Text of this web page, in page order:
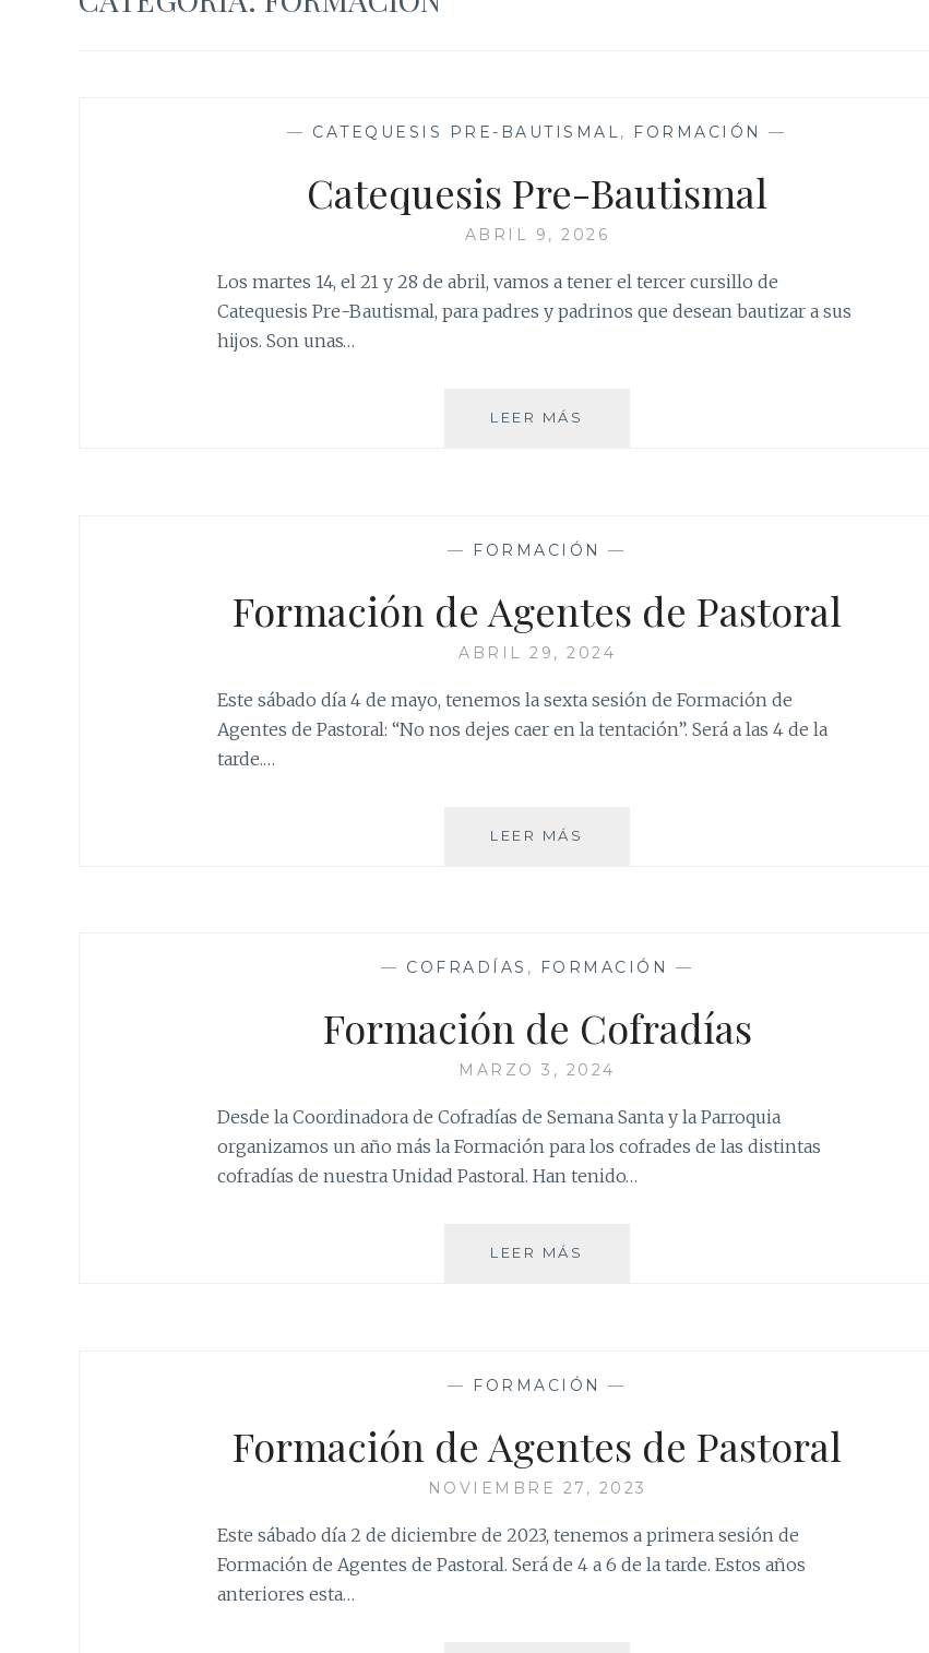
— CATEQUESIS PRE-BAUTISMAL, FORMACIÓN —
Catequesis Pre-Bautismal
ABRIL 9, 2026
Los martes 14, el 21 y 28 de abril, vamos a tener el tercer cursillo de
Catequesis Pre-Bautismal, para padres y padrinos que desean bautizar a sus
hijos. Son unas…
LEER MÁS
— FORMACIÓN —
Formación de Agentes de Pastoral
ABRIL 29, 2024
Este sábado día 4 de mayo, tenemos la sexta sesión de Formación de
Agentes de Pastoral: “No nos dejes caer en la tentación”. Será a las 4 de la
tarde.…
LEER MÁS
— COFRADÍAS , FORMACIÓN —
Formación de Cofradías
MARZO 3, 2024
Desde la Coordinadora de Cofradías de Semana Santa y la Parroquia
organizamos un año más la Formación para los cofrades de las distintas
cofradías de nuestra Unidad Pastoral. Han tenido…
LEER MÁS
— FORMACIÓN —
Formación de Agentes de Pastoral
NOVIEMBRE 27, 2023
Este sábado día 2 de diciembre de 2023, tenemos a primera sesión de
Formación de Agentes de Pastoral. Será de 4 a 6 de la tarde. Estos años
anteriores esta…